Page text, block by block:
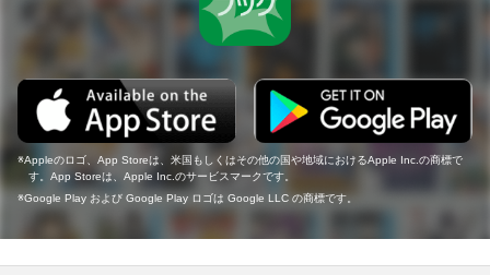
Appleのロゴ、App Storeは、米国もしくはその他の国や地域におけるApple Inc.の商標で
す。App Storeは、Apple Inc.のサービスマークです。
Google Play および Google Play ロゴは Google LLC の商標です。